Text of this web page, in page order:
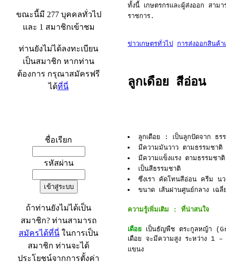
ขณะนี้มี 277 บุคคลทั่วไป
และ 1 สมาชิกเข้าชม
ท่านยังไม่ได้ลงทะเบียน
เป็นสมาชิก หากท่าน
ต้องการ กรุณาสมัครฟรี
ได้ที่นี่
ชื่อเรียก
รหัสผ่าน
ถ้าท่านยังไม่ได้เป็น
สมาชิก? ท่านสามารถ
สมัครได้ที่นี่ ในการเป็น
สมาชิก ท่านจะได้
ประโยชน์จากการตั้งค่า
ทั้งนี้ เกษตรกรและผู้ส่งออก สาม
ราชการ.
ข่าวเกษตรทั่วไป การส่งออกสินค้
ลูกเดือย สีอ่อน
ลูกเดือย : เป็นลูกปัดจาก ธร
มีความมันวาว ตามธรรมชาติ
มีความแข็งแรง ตามธรรมชาติ
เป็นสีธรรมชาติ
ซึ่งเรา คัดโทนสีอ่อน ครีม น
ขนาด เส้นผ่านศูนย์กลาง เฉ
ความรู้เพิ่มเติม : ที่น่าสนใจ
เดือย เป็นธัญพืช ตระกูลหญ้า
เดือย จะมีความสูง ระหว่าง 1
แขนง